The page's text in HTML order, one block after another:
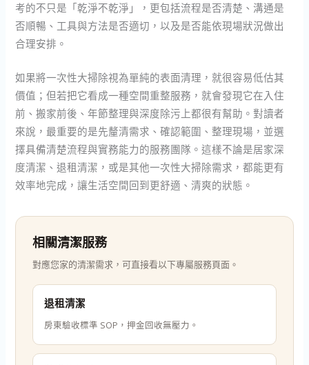
考的不只是「乾淨不乾淨」，更包括流程是否清楚、溝通是
否順暢、工具與方法是否適切，以及是否能依現場狀況做出
合理安排。
如果將一次性大掃除視為單純的表面清理，就很容易低估其
價值；但若把它看成一種空間重整服務，就會發現它在入住
前、搬家前後、年節整理與深度除污上都很有幫助。對讀者
來說，最重要的是先釐清需求、確認範圍、整理現場，並選
擇具備清楚流程與實務能力的服務團隊。這樣不論是居家深
度清潔、退租清潔，或是其他一次性大掃除需求，都能更有
效率地完成，讓生活空間回到更舒適、清爽的狀態。
相關清潔服務
對應您家的清潔需求，可直接看以下專屬服務頁面。
退租清潔
房東驗收標準 SOP，押金回收無壓力。